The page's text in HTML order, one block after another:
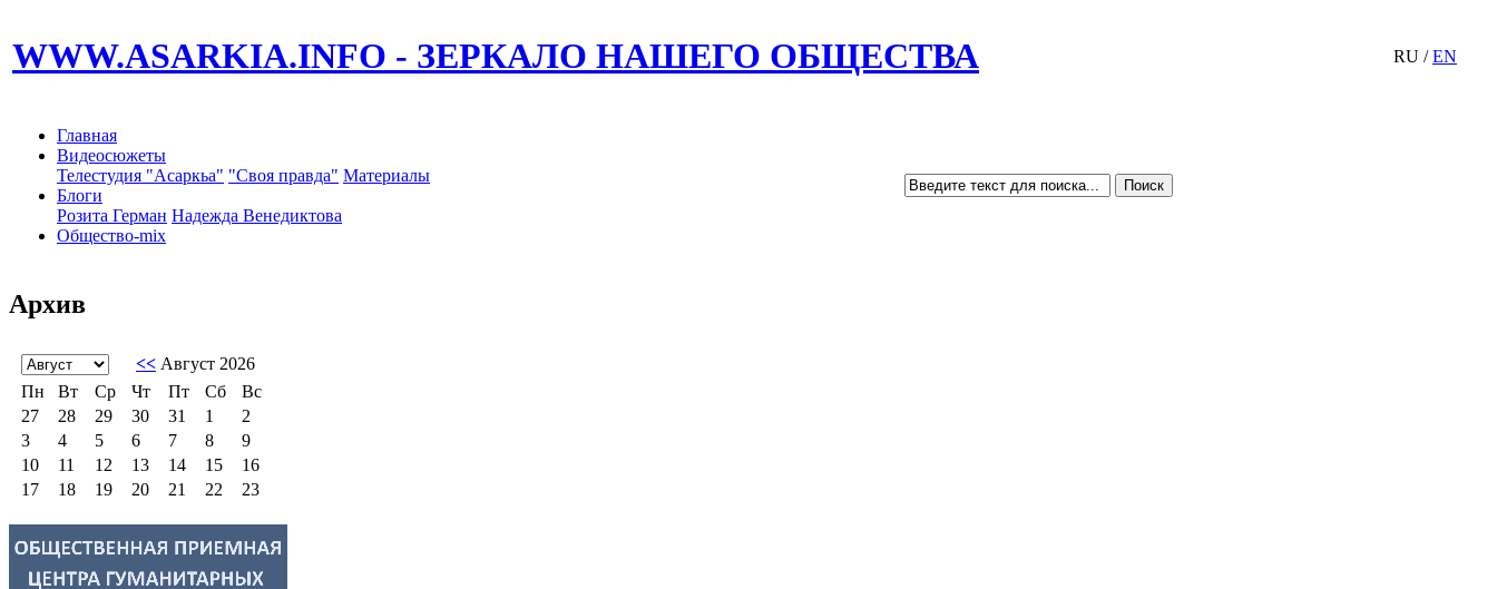
WWW.ASARKIA.INFO - ЗЕРКАЛО НАШЕГО ОБЩЕСТВА RU /EN
Главная
Видеосюжеты
Телестудия "Асаркьа" "Своя правда" Материалы
Блоги
Розита Герман Надежда Венедиктова
Общество-mix
Архив